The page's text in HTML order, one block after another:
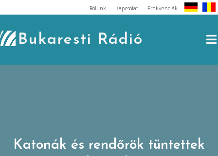
to
content
Rólunk Kapcsolat Frekvenciák
Bukaresti Rádió
Katonák és rendőrök tüntettek